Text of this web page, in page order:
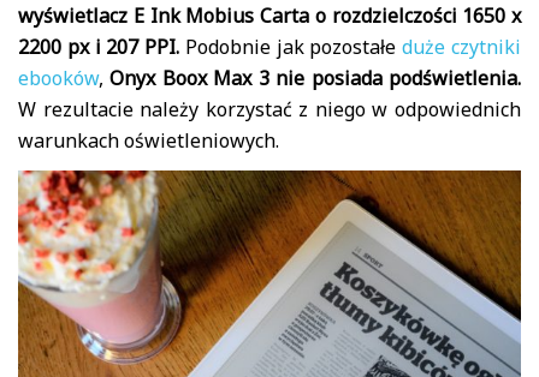
wyświetlacz E Ink Mobius Carta o rozdzielczości 1650 x
2200 px i 207 PPI. Podobnie jak pozostałeduże czytniki
ebooków,Onyx Boox Max 3 nie posiada podświetlenia.
W rezultacie należy korzystać z niego w odpowiednich
warunkach oświetleniowych.